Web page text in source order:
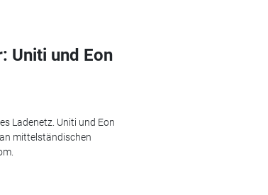
Uniti und Eon
Ladenetz. Uniti und Eon
mittelständischen